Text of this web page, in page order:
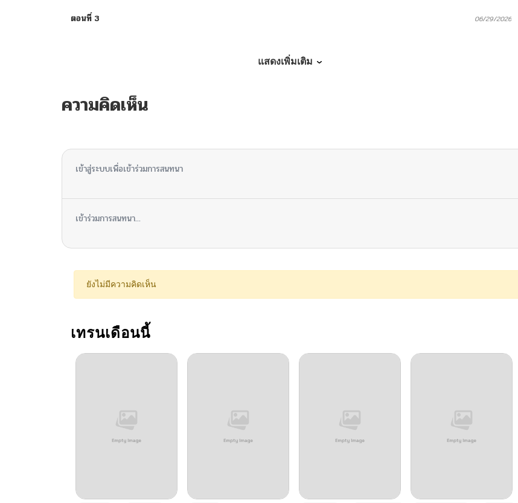
ตอนที่ 3 06/29/2026
แสดงเพิ่มเติม
ความคิดเห็น
เข้าสู่ระบบเพื่อเข้าร่วมการสนทนา
เข้าร่วมการสนทนา...
ยังไม่มีความคิดเห็น
เทรนเดือนนี้